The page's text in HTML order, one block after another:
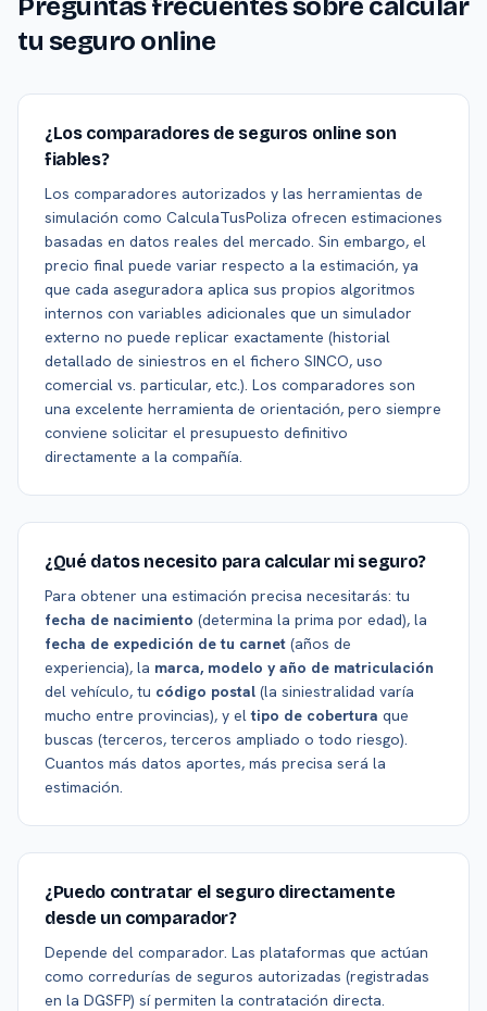
Preguntas frecuentes sobre calcular
tu seguro online
¿Los comparadores de seguros online son
fiables?
Los comparadores autorizados y las herramientas de
simulación como CalculaTusPoliza ofrecen estimaciones
basadas en datos reales del mercado. Sin embargo, el
precio final puede variar respecto a la estimación, ya
que cada aseguradora aplica sus propios algoritmos
internos con variables adicionales que un simulador
externo no puede replicar exactamente (historial
detallado de siniestros en el fichero SINCO, uso
comercial vs. particular, etc.). Los comparadores son
una excelente herramienta de orientación, pero siempre
conviene solicitar el presupuesto definitivo
directamente a la compañía.
¿Qué datos necesito para calcular mi seguro?
Para obtener una estimación precisa necesitarás: tu
fecha de nacimiento (determina la prima por edad), la
fecha de expedición de tu carnet (años de
experiencia), la marca, modelo y año de matriculación
del vehículo, tu código postal (la siniestralidad varía
mucho entre provincias), y eltipo de cobertura que
buscas (terceros, terceros ampliado o todo riesgo).
Cuantos más datos aportes, más precisa será la
estimación.
¿Puedo contratar el seguro directamente
desde un comparador?
Depende del comparador. Las plataformas que actúan
como corredurías de seguros autorizadas (registradas
en la DGSFP) sí permiten la contratación directa.